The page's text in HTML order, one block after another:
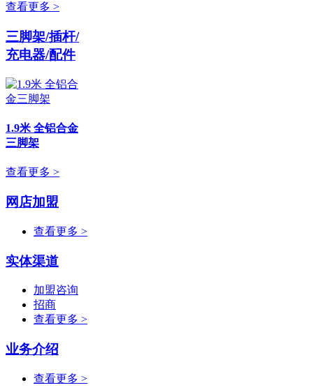
查看更多 >
三脚架/插杆/
充电器/配件
1.9米 全铝合金
三脚架
查看更多 >
网店加盟
查看更多 >
实体渠道
加盟咨询
招商
查看更多 >
业务介绍
查看更多 >